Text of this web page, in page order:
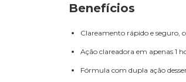
Benefícios
Clareamento rápido e seguro,
Ação clareadora em apenas 1
Fórmula com dupla ação